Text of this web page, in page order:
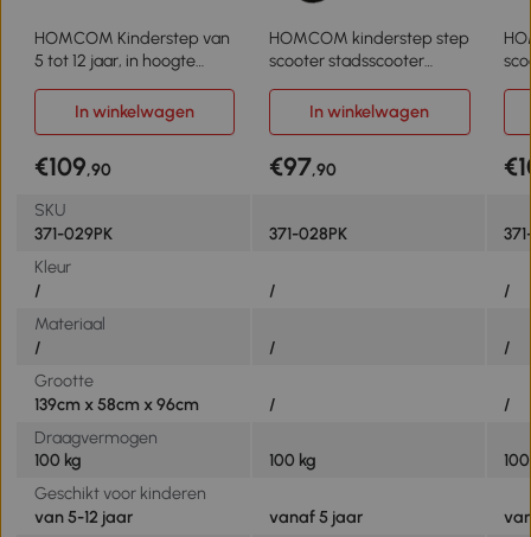
HOMCOM Kinderstep van
5 tot 12 jaar, in hoogte
HOMCOM kinderstep step
scooter stadsscooter
vanaf vijf jaar 16/12 inch
roze 135 x 58 x 92-100 cm
In winkelwagen In winkelwagen
€109,90 €97,90
SKU
371-029PK
371-028PK
Kleur
/
/
/
Materiaal
/
/
/
Grootte
139cm x 58cm x 96cm
/
/
Draagvermogen
100 kg
100 kg
Geschikt voor kinderen
van 5-12 jaar
vanaf 5 jaar